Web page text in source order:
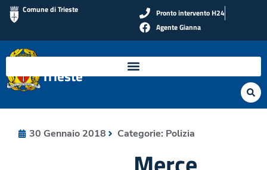
Comune di Trieste
Pronto intervento H24
Agente Gianna
Polizia Locale di
Trieste
30 Gennaio 2018 Categorie: Polizia